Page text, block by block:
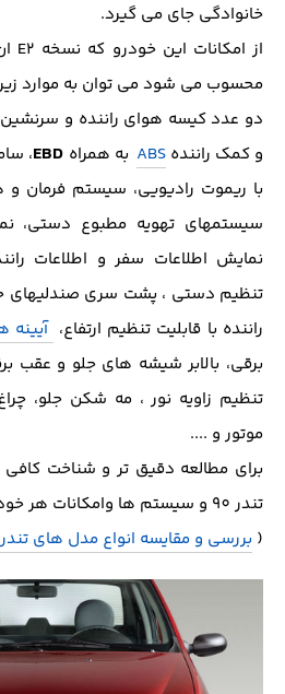
خانوادگی جای می گیرد.
محسوب می شود می توان به موارد زیر
دو عدد کیسه هوای راننده و
و کمک رانندهABS به همراه EBD،
با ریموت رادیویی، سیستم فرمان و
سیستمهای تهویه مطبوع دستی،
نمایش اطلاعات سفر و اطلاعات
تنظیم دستی ، پشت سری صندلیهای
راننده با قابلیت تنظیم ارتفاع، آیینه
برقی، بالابر شیشه های جلو و عقب
تنظیم زاویه نور ، مه شکن جلو،
موتور و ....
برای مطالعه دقیق تر و شناخت
تندر 90 و سیستم ها وامکانات هر
( بررسی و مقایسه انواع مدل های تندر 90